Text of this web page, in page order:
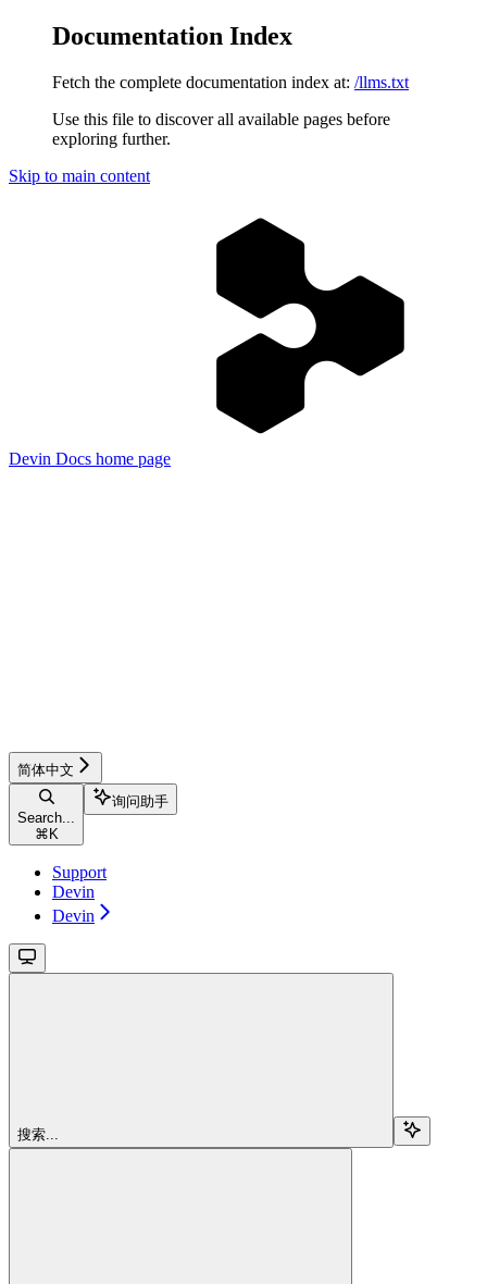
Documentation Index
Fetch the complete documentation index at: /llms.txt
Use this file to discover all available pages before
exploring further.
Skip to main content
Devin Docs home page
简体中文
Search...
⌘ K
询问助手
Support
Devin
Devin
搜索...